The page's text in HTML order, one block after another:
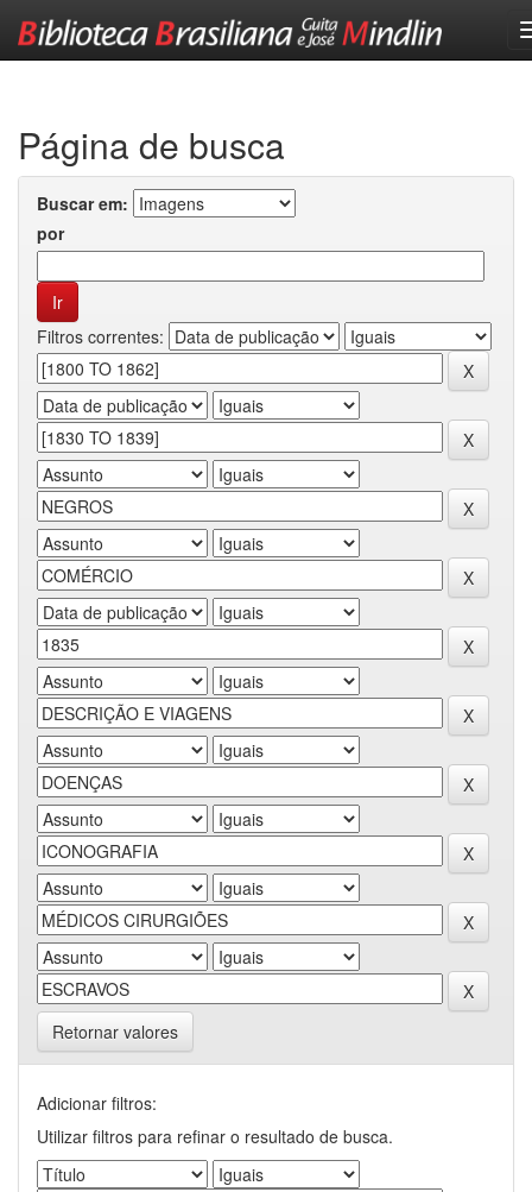
Página de busca
Buscar em:
por
Filtros correntes:
Retornar valores
Adicionar filtros:
Utilizar filtros para refinar o resultado de busca.